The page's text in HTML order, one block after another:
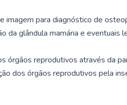
imagem para diagnóstico de
da glândula mamária e eventuais
órgãos reprodutivos através da
dos órgãos reprodutivos pela